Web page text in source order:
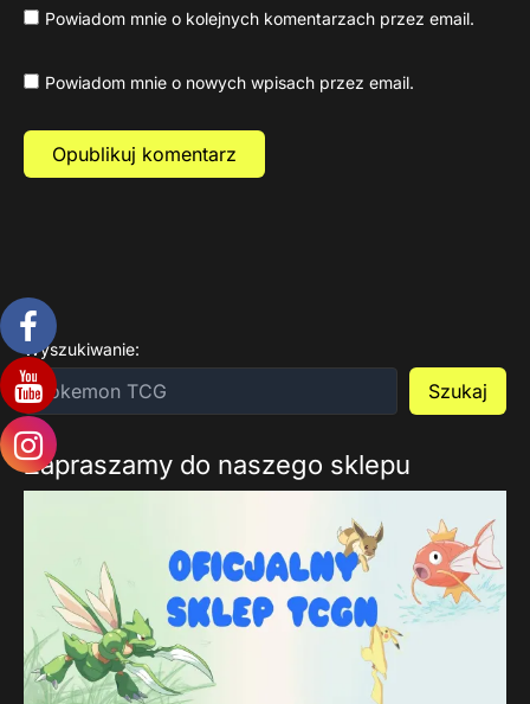
Powiadom mnie o kolejnych komentarzach przez email.
Powiadom mnie o nowych wpisach przez email.
Wyszukiwanie:
Szukaj
Zapraszamy do naszego sklepu